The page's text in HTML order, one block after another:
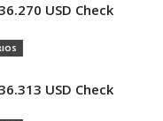
USD Check
USD Check